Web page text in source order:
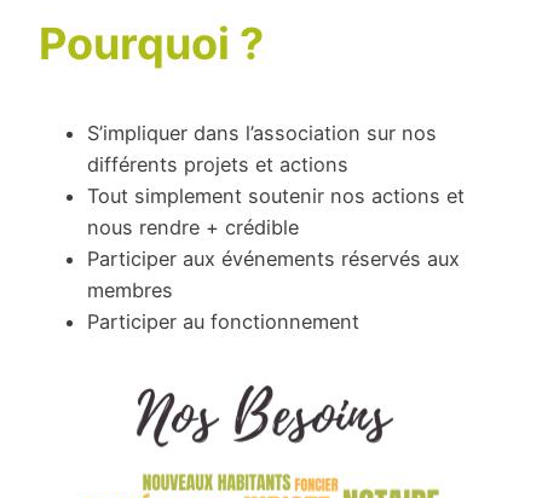
Pourquoi ?
S’impliquer dans l’association sur nos
différents projets et actions
Tout simplement soutenir nos actions et
nous rendre + crédible
Participer aux événements réservés aux
membres
Participer au fonctionnement